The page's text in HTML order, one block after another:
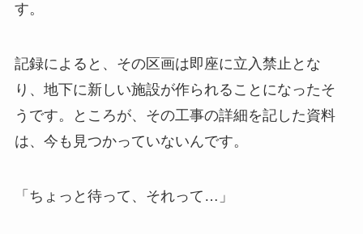
す。
記録によると、その区画は即座に立入禁止とな
り、地下に新しい施設が作られることになったそ
うです。ところが、その工事の詳細を記した資料
は、今も見つかっていないんです。
「ちょっと待って、それって…」